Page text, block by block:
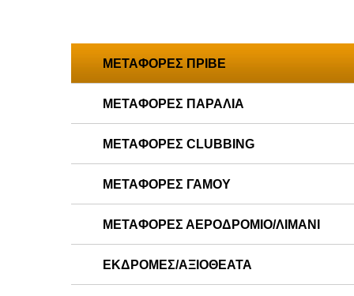
ΜΕΤΑΦΟΡΕΣ ΠΡΙΒΕ
ΜΕΤΑΦΟΡΕΣ ΠΑΡΑΛΙΑ
ΜΕΤΑΦΟΡΕΣ CLUBBING
ΜΕΤΑΦΟΡΕΣ ΓΑΜΟΥ
ΜΕΤΑΦΟΡΕΣ ΑΕΡΟΔΡΟΜΙΟ/ΛΙΜΑΝΙ
ΕΚΔΡΟΜΕΣ/ΑΞΙΟΘΕΑΤΑ